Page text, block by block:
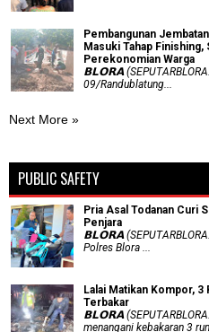
Pembangunan
Masuki Tahap
Perekonomian Warga
𝗕𝗟𝗢𝗥𝗔
09/Randublatung...
Next More »
PUBLIC SAFETY
Pria Asal Todanan Curi
Penjara
𝗕𝗟𝗢𝗥𝗔
Polres Blora ...
Lalai Matikan Kompor, 3
Terbakar
𝗕𝗟𝗢𝗥𝗔
menangani kebakaran 3